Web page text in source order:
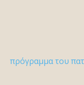
πρόγραμμα του